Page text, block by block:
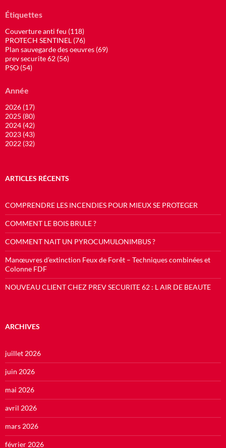
Étiquettes
Couverture anti feu (118)
PROTECH SENTINEL (76)
Plan sauvegarde des oeuvres (69)
prev securite 62 (56)
PSO (54)
Année
2026 (17)
2025 (80)
2024 (42)
2023 (43)
2022 (32)
ARTICLES RÉCENTS
COMPRENDRE LES INCENDIES POUR MIEUX SE PROTEGER
COMMENT LE BOIS BRULE ?
COMMENT NAIT UN PYROCUMULONIMBUS ?
Manœuvres d’extinction Feux de Forêt – Techniques combinées et
Colonne FDF
NOUVEAU CLIENT CHEZ PREV SECURITE 62 : L AIR DE BEAUTE
ARCHIVES
juillet 2026
juin 2026
mai 2026
avril 2026
mars 2026
février 2026